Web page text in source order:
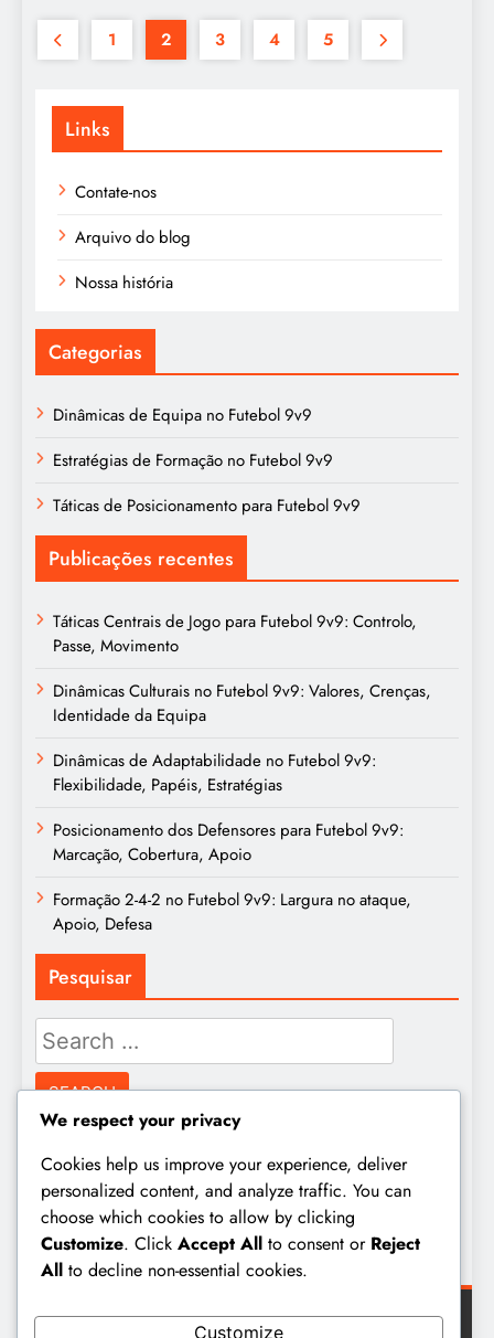
1 2 3 4 5
Links
Contate-nos
Arquivo do blog
Nossa história
Categorias
Dinâmicas de Equipa no Futebol 9v9
Estratégias de Formação no Futebol 9v9
Táticas de Posicionamento para Futebol 9v9
Publicações recentes
Táticas Centrais de Jogo para Futebol 9v9: Controlo,
Passe, Movimento
Dinâmicas Culturais no Futebol 9v9: Valores, Crenças,
Identidade da Equipa
Dinâmicas de Adaptabilidade no Futebol 9v9:
Flexibilidade, Papéis, Estratégias
Posicionamento dos Defensores para Futebol 9v9:
Marcação, Cobertura, Apoio
Formação 2-4-2 no Futebol 9v9: Largura no ataque,
Apoio, Defesa
Pesquisar
Search
for:
Arquivo
February 2026
January 2026
We respect your privacy
Cookies help us improve your experience, deliver
personalized content, and analyze traffic. You can
choose which cookies to allow by clicking
Customize. Click Accept All to consent or Reject
All to decline non-essential cookies.
Customize